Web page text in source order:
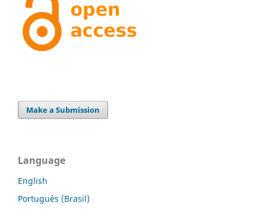
Make a Submission
Language
English
Português (Brasil)